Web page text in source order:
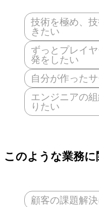
技術を極め、
きたい
ずっとプレイ
発をしたい
自分が作った
エンジニアの
りたい
このような業務
顧客の課題解